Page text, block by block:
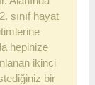
sınıf hayat
hepinize
ikinci
bir